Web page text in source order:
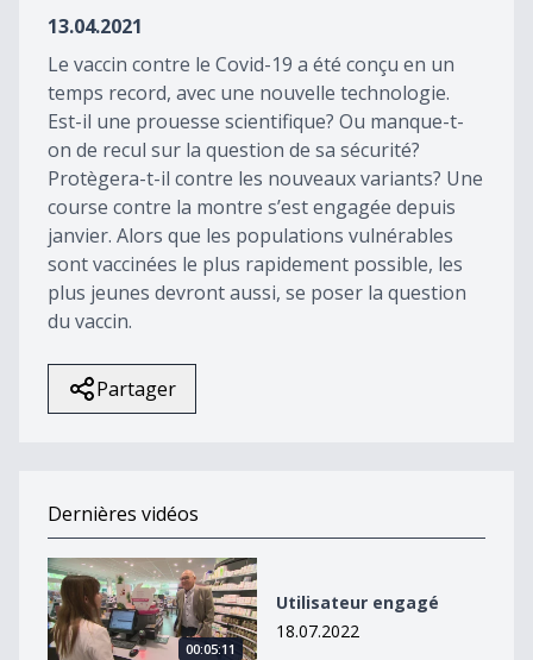
seconds
13.04.2021
Le vaccin contre le Covid-19 a été conçu en un
temps record, avec une nouvelle technologie.
Est-il une prouesse scientifique? Ou manque-t-
on de recul sur la question de sa sécurité?
Protègera-t-il contre les nouveaux variants? Une
course contre la montre s’est engagée depuis
janvier. Alors que les populations vulnérables
sont vaccinées le plus rapidement possible, les
plus jeunes devront aussi, se poser la question
du vaccin.
Partager
Dernières vidéos
Utilisateur engagé
00:05:11
Utilisateur engagé
18.07.2022